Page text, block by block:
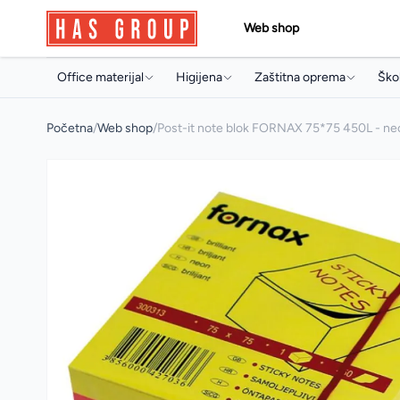
Web shop
Office materijal
Artikli za prezentaciju
Uredski aparati i prateća oprema
Multimedija
Poslovna galanterija
Higijena
Osvježivači prostora
Koncentrati za čišćenje
Sredstva za profesionalnu
mašinsku upotrebu
Sredstva za čišćenje
Deterdženti
Zaštitna oprema
Početna/Web shop/Post-it note blok FORNAX 75*75 450L -